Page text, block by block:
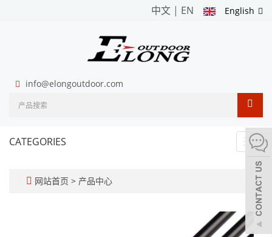
English
中文 | EN
info@elongoutdoor.com
CATEGORIES
网站首页 > 产品中心